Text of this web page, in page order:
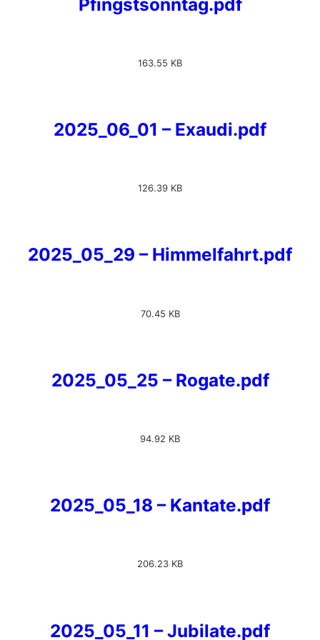
163.55 KB
2025_06_01 – Exaudi.pdf
126.39 KB
2025_05_29 – Himmelfahrt.pdf
70.45 KB
2025_05_25 – Rogate.pdf
94.92 KB
2025_05_18 – Kantate.pdf
206.23 KB
2025_05_11 – Jubilate.pdf